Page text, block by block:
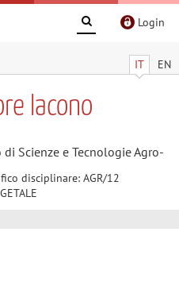
Login
IT EN
Iacono
Scienze e Tecnologie Agro-
disciplinare: AGR/12